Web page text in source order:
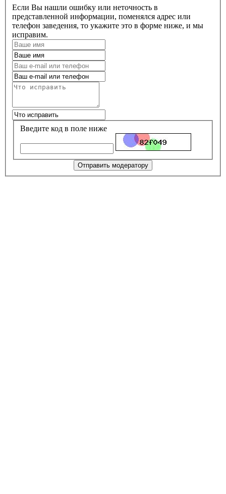
Если Вы нашли ошибку или неточность в
представленной информации, поменялся адрес или
телефон заведения, то укажите это в форме ниже, и мы
исправим.
Введите код в поле ниже
Отправить модератору